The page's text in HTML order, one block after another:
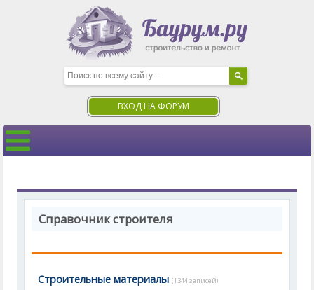
ВХОД НА ФОРУМ
Справочник строителя
Строительные материалы (1344 записей)